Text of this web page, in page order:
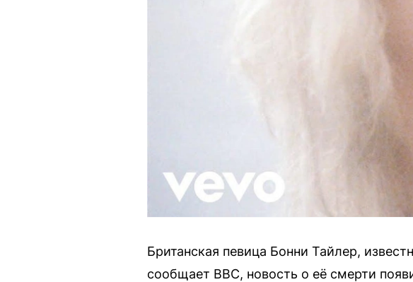
Британская певица Бонни Тайлер,
сообщает BBC, новость о её смерти